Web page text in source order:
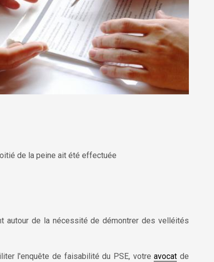
de la peine ait été effectuée
autour de la nécessité de démontrer des velléités
l'enquête de faisabilité du PSE, votreavocat de